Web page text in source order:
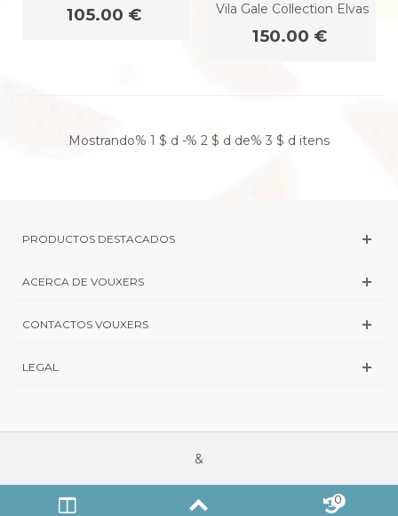
105.00 € Vila Gale Collection Elvas
150.00 €
Mostrando% 1 $ d -% 2 $ d de% 3 $ d itens
PRODUCTOS DESTACADOS
ACERCA DE VOUXERS
CONTACTOS VOUXERS
LEGAL
&
0